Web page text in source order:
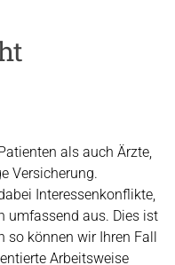
als auch Ärzte,
Versicherung.
Interessenkonflikte,
umfassend aus. Dies ist
so können wir Ihren Fall
Arbeitsweise